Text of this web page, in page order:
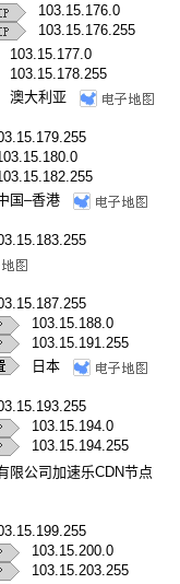
103.15.176.0
103.15.176.255
103.15.177.0
103.15.178.255
澳大利亚
国–香港
103.15.188.0
103.15.191.255
日本
103.15.194.0
103.15.194.255
限公司加速乐CDN节点
103.15.200.0
103.15.203.255